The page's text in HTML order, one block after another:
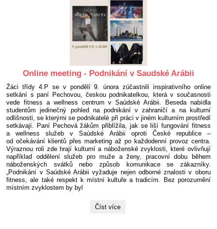
Online meeting - Podnikání v Saudské Arábii
Žáci třídy 4.P se v pondělí 9. února zúčastnili inspirativního online
setkání s paní Pechovou, českou podnikatelkou, která v současnosti
vede fitness a wellness centrum v Saúdské Arábii. Beseda nabídla
studentům jedinečný pohled na podnikání v zahraničí a na kulturní
odlišnosti, se kterými se podnikatelé při práci v jiném kulturním prostředí
setkávají. Paní Pechová žákům přiblížila, jak se liší fungování fitness
a wellness služeb v Saúdské Arábii oproti České republice –
od očekávání klientů přes marketing až po každodenní provoz centra.
Výraznou roli zde hrají kulturní a náboženské zvyklosti, které ovlivňují
například oddělení služeb pro muže a ženy, pracovní dobu během
náboženských svátků nebo způsob komunikace se zákazníky.
„Podnikání v Saúdské Arábii vyžaduje nejen odborné znalosti v oboru
fitness, ale také respekt k místní kultuře a tradicím. Bez porozumění
místním zvyklostem by byl
Online
Číst více